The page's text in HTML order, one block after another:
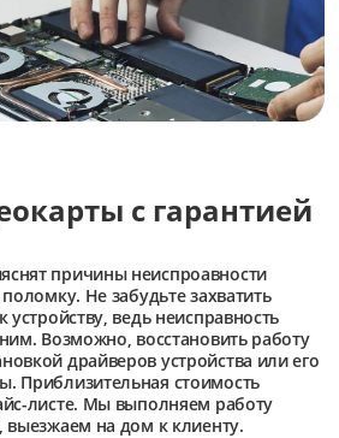
с гарантией
причины неиспроавности
Не забудьте захватить
устройству, ведь неисправность
Возможно, восстановить работу
драйверов устройства или его
Приблизительная стоимость
листе. Мы выполняем работу
выезжаем на дом к клиенту.